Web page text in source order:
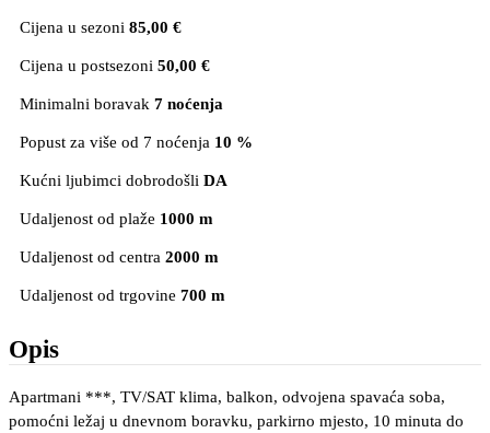
Cijena u sezoni 85,00 €
Cijena u postsezoni 50,00 €
Minimalni boravak 7 noćenja
Popust za više od 7 noćenja 10 %
Kućni ljubimci dobrodošli DA
Udaljenost od plaže 1000 m
Udaljenost od centra 2000 m
Udaljenost od trgovine 700 m
Opis
Apartmani ***, TV/SAT klima, balkon, odvojena spavaća soba,
pomoćni ležaj u dnevnom boravku, parkirno mjesto, 10 minuta do